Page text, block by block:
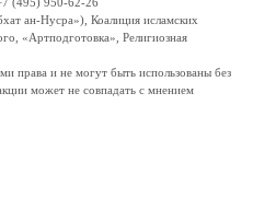
(495) 950-62-26
ан-Нусра»), Коалиция исламских
«Артподготовка», Религиозная
права и не могут быть использованы без
может не совпадать с мнением